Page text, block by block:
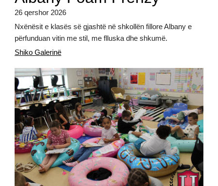
26 qershor 2026
Nxënësit e klasës së gjashtë në shkollën fillore Albany e
përfunduan vitin me stil, me flluska dhe shkumë.
Shiko Galerinë